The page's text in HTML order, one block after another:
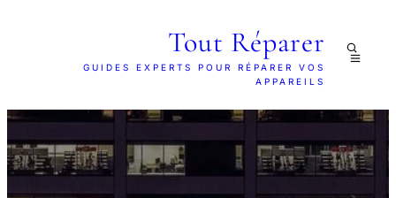
Tout Réparer
GUIDES EXPERTS POUR RÉPARER VOS
APPAREILS